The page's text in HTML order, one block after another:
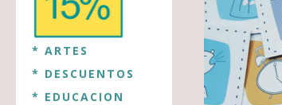
* ARTES
* DESCUENTOS
* EDUCACION